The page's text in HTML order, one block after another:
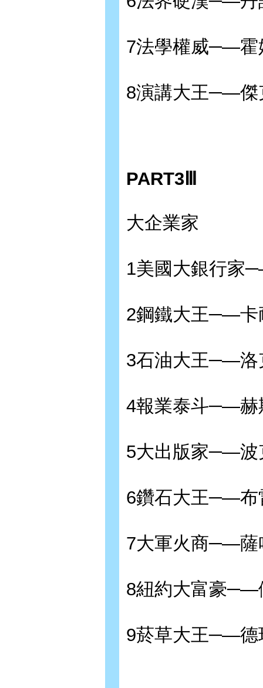
7法學權威─—霍
8演講大王─—傑
PART3Ⅲ
大企業家
1美國大銀行家
2鋼鐵大王─—卡
3石油大王─—洛
4報業泰斗─—赫
5大出版家─—波
6鑽石大王─—布
7大軍火商─—薩
8紐約大富豪─—
9菸草大王─—德